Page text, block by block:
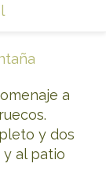
a
y dos
al patio